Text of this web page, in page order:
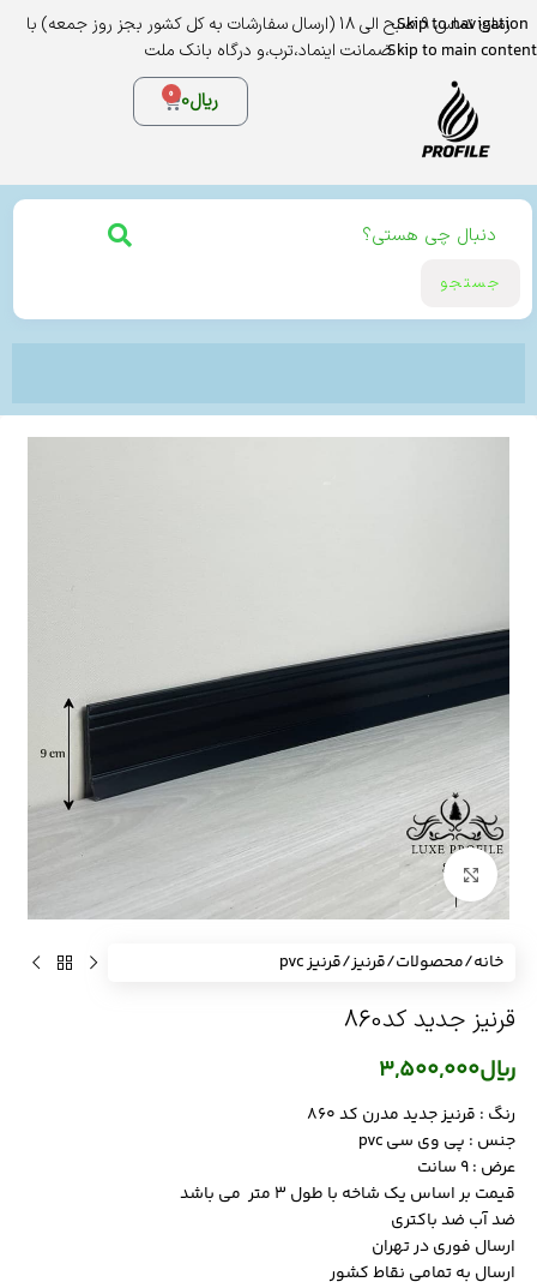
Skip to navigation
Skip to main content
زمان تماس 9 صبح الی 18 (ارسال سفارشات به کل کشور بجز روز جمعه) با
ضمانت اینماد،ترب،و درگاه بانک ملت
ریال0
0
جستجو
برای بزرگنمایی کلیک کنید
خانه/محصولات/قرنیز/قرنیز pvc
قرنیز جدید کد860
ریال3,500,000
رنگ : قرنیز جدید مدرن کد 860
جنس : پی وی سی pvc
عرض : 9 سانت
قیمت بر اساس یک شاخه با طول 3 متر می باشد
ضد آب ضد باکتری
ارسال فوری در تهران
ارسال به تمامی نقاط کشور